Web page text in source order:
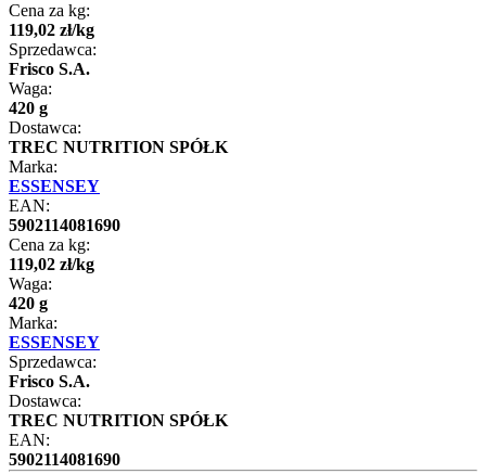
Cena za kg:
119,02 zł/kg
Sprzedawca:
Frisco S.A.
Waga:
420 g
Dostawca:
TREC NUTRITION SPÓŁK
Marka:
ESSENSEY
EAN:
5902114081690
Cena za kg:
119,02 zł/kg
Waga:
420 g
Marka:
ESSENSEY
Sprzedawca:
Frisco S.A.
Dostawca:
TREC NUTRITION SPÓŁK
EAN:
5902114081690